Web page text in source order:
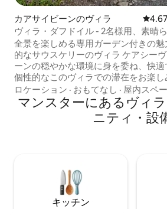
カアサイビーンのヴィラ レビ
ヴィラ・ダフドイル - 2名様用、素晴ら
い海辺の眺望
全景を楽しめる専用ガーデン付きの魅
的なサウスケリーのヴィラ ケアシーヴィ
ーンの穏やかな環境に身を委ね、快適
個性的なこのヴィラでの滞在をお楽し
ください。現代の忙しい生活から離れ
て、完璧な休息をお過ごしいただけま
す。 宿泊施設の特長： サウスケリーの息
をのむようなパノラマビュー 朝のコーヒ
ービス型の宿泊施設： リラックスした、
まるで自宅にいるような滞在に必要な
のがすべて揃っています： 冷蔵庫、冷凍
庫、トースター、ケトル、電子レンジ
ロケーション · おもてなし · 屋内スペ
マンスターにあるヴィ
ニティ・設
キッチン